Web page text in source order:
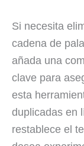
Si necesita
cadena de
añada una
clave para
esta
duplicadas en
restablece el